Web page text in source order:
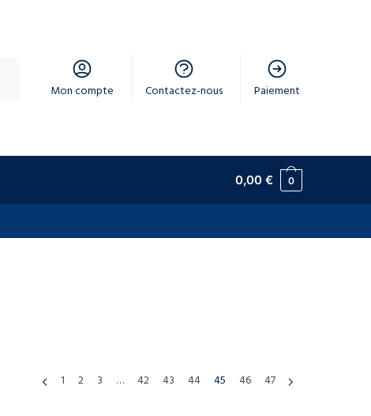
Mon compte Contactez-nous Paiement
0,00€ 0
1 2 3 … 42 43 44 45 46 47